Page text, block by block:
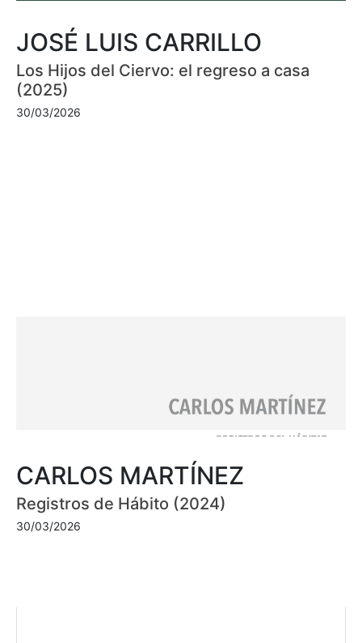
JOSÉ LUIS CARRILLO
Los Hijos del Ciervo: el regreso a casa
(2025)
30/03/2026
CARLOS MARTÍNEZ
Registros de Hábito (2024)
30/03/2026